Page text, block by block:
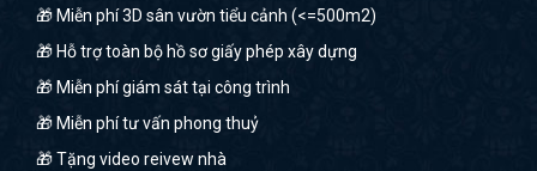
🎁 Miễn phí 3D sân vườn tiểu cảnh (<=500m2)
🎁 Hỗ trợ toàn bộ hồ sơ giấy phép xây dựng
🎁 Miễn phí giám sát tại công trình
🎁 Miễn phí tư vấn phong thuỷ
🎁 Tặng video reivew nhà